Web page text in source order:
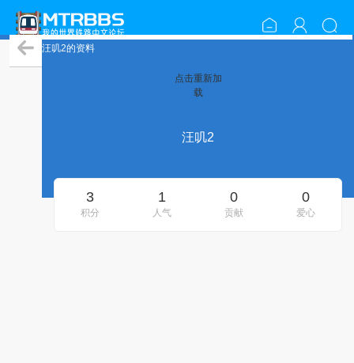
汪叽2的资料
点击重新加
载
汪叽2
3
积分
1
人气
0
贡献
0
爱心